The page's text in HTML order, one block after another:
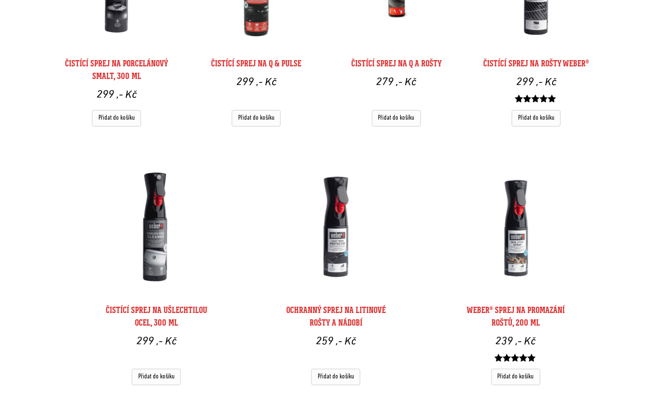
ČISTÍCÍ SPREJ NA PORCELÁNOVÝ
SMALT, 300 ML
299 ,- Kč
Přidat do košíku
ČISTÍCÍ SPREJ NA Q & PULSE
299 ,- Kč
Přidat do košíku
ČISTÍCÍ SPREJ NA Q A ROŠTY
279,- Kč
Přidat do košíku
ČISTÍCÍ SPREJ NA ROŠTY WEBER®
299 ,- Kč
Hodnoceníz 5
Přidat do košíku
ČISTÍCÍ SPREJ NA UŠLECHTILOU
OCEL, 300 ML
299 ,- Kč
Přidat do košíku
OCHRANNÝ SPREJ NA LITINOVÉ
ROŠTY A NÁDOBÍ
259 ,- Kč
Přidat do košíku
WEBER® SPREJ NA PROMAZÁNÍ
ROŠTŮ, 200 ML
239,- Kč
Ho
dn
oc
Přidat do košíku